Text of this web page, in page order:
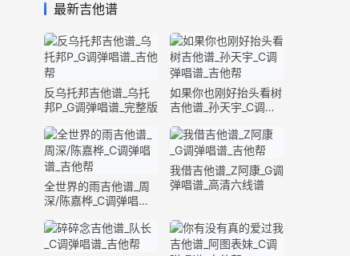
最新吉他谱
反乌托邦吉他谱_乌托
邦P_G调弹唱谱_完整版
如果你也刚好抬头看树
吉他谱_孙天宇_C调弹
全世界的雨吉他谱_周
深/陈嘉桦_C调弹唱谱_
我借吉他谱_Z阿康_G调
弹唱谱_高清六线谱